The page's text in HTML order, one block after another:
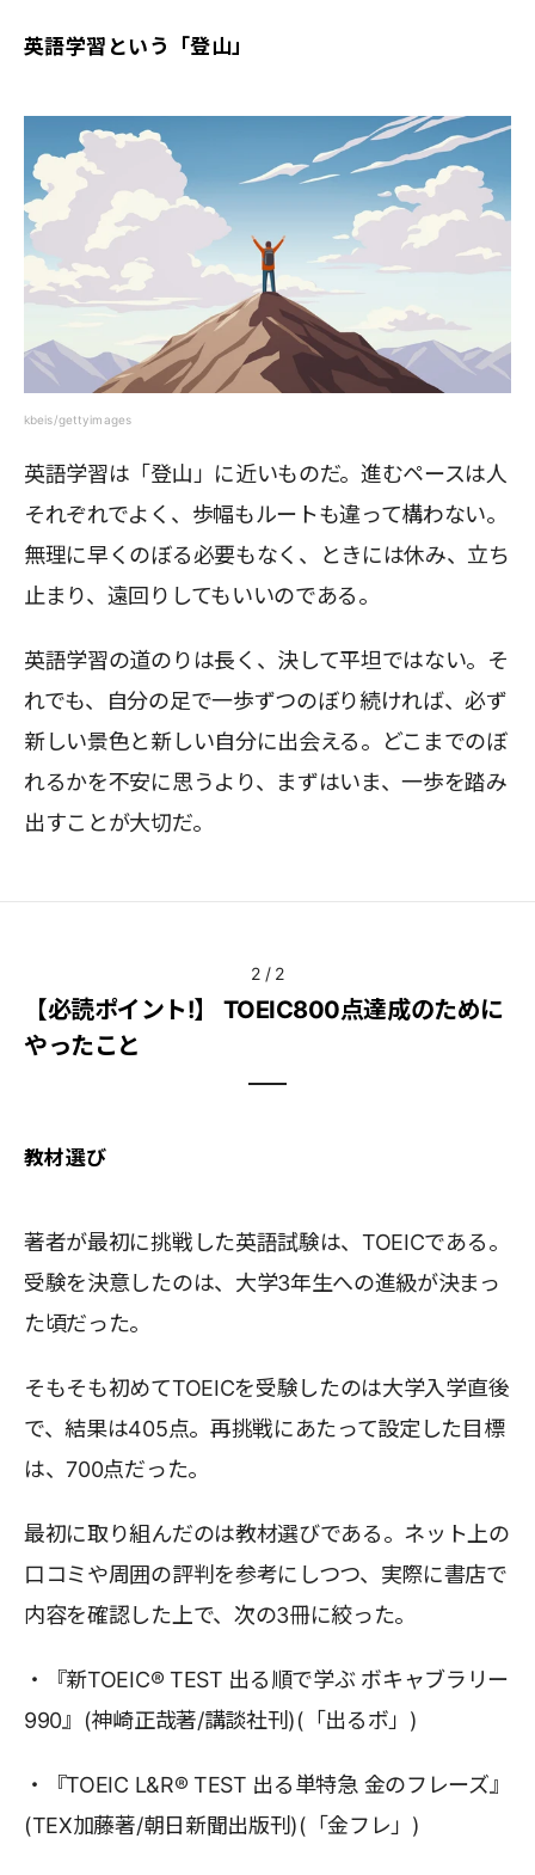
英語学習という「登山」
kbeis/gettyimages
英語学習は「登山」に近いものだ。進むペースは人
それぞれでよく、歩幅もルートも違って構わない。
無理に早くのぼる必要もなく、ときには休み、立ち
止まり、遠回りしてもいいのである。
英語学習の道のりは長く、決して平坦ではない。そ
れでも、自分の足で一歩ずつのぼり続ければ、必ず
新しい景色と新しい自分に出会える。どこまでのぼ
れるかを不安に思うより、まずはいま、一歩を踏み
出すことが大切だ。
2/ 2
【必読ポイント!】 TOEIC800点達成のために
やったこと
教材選び
著者が最初に挑戦した英語試験は、TOEICである。
受験を決意したのは、大学3年生への進級が決まっ
た頃だった。
そもそも初めてTOEICを受験したのは大学入学直後
で、結果は405点。再挑戦にあたって設定した目標
は、700点だった。
最初に取り組んだのは教材選びである。ネット上の
口コミや周囲の評判を参考にしつつ、実際に書店で
内容を確認した上で、次の3冊に絞った。
・『新TOEIC® TEST 出る順で学ぶ ボキャブラリー
990』(神崎正哉著/講談社刊)(「出るボ」)
・『TOEIC L&R® TEST 出る単特急 金のフレーズ』
(TEX加藤著/朝日新聞出版刊)(「金フレ」)